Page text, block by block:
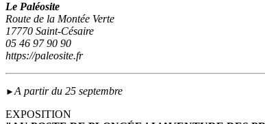
Le Paléosite
Route de la Montée Verte
17770 Saint-Césaire
05 46 97 90 90
https://paleosite.fr
►A partir du 25 septembre
EXPOSITION